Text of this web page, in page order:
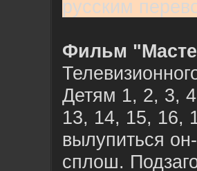
русским
Фильм
Детям 1, 2, 3,
13, 14, 15, 16,
вылупиться
сплош.